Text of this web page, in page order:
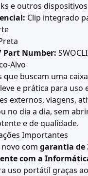
e outros
Clip integrado
Part Number:
Alvo
que buscam uma
e prática para uso
externos, viagens,
no dia a dia, sem
e de qualidade.
Importantes
com garantia de
com a
uso portátil graças